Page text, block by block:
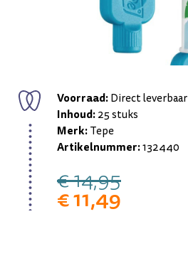
Voorraad:Direct leverbaar
Inhoud:25 stuks
Merk:Tepe
Artikelnummer:132440
€ 14,95
€ 11,49